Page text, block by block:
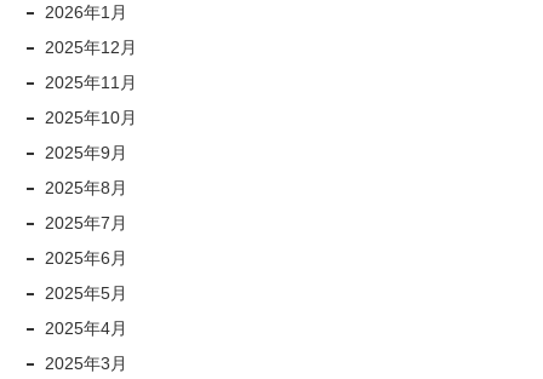
2026年1月
2025年12月
2025年11月
2025年10月
2025年9月
2025年8月
2025年7月
2025年6月
2025年5月
2025年4月
2025年3月